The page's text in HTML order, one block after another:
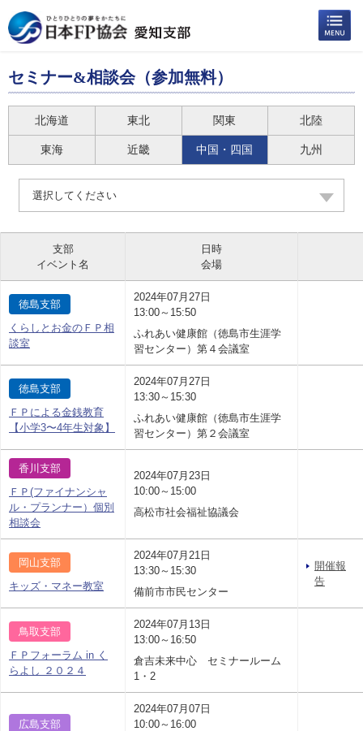
セミナー&相談会（参加無料）
北海道 東北 関東 北陸
東海 近畿 中国・四国 九州
選択してください
支部
イベント名
日時
会場
徳島支部
くらしとお金のＦＰ相
談室
2024年07月27日
13:00～15:50
ふれあい健康館（徳島市生涯学
習センター）第４会議室
徳島支部
ＦＰによる金銭教育
【小学3〜4年生対象】
2024年07月27日
13:30～15:30
ふれあい健康館（徳島市生涯学
習センター）第２会議室
香川支部
ＦＰ(ファイナンシャ
ル・プランナー）個別
相談会
2024年07月23日
10:00～15:00
高松市社会福祉協議会
岡山支部
キッズ・マネー教室
2024年07月21日
13:30～15:30
備前市市民センター
開催報
告
鳥取支部
ＦＰフォーラム in く
らよし ２０２４
2024年07月13日
13:00～16:50
倉吉未来中心 セミナールーム
1・2
広島支部
2024年07月07日
10:00～16:00